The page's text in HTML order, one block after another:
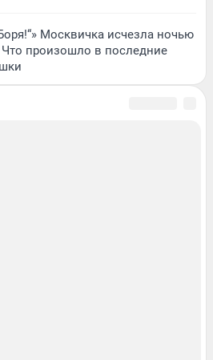
Москвичка исчезла ночью
произошло в последние